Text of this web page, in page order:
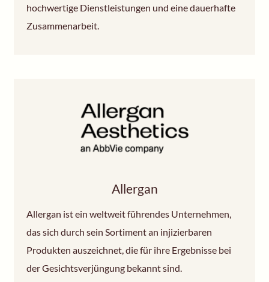
hochwertige Dienstleistungen und eine dauerhafte
Zusammenarbeit.
Allergan
Allergan ist ein weltweit führendes Unternehmen,
das sich durch sein Sortiment an injizierbaren
Produkten auszeichnet, die für ihre Ergebnisse bei
der Gesichtsverjüngung bekannt sind.